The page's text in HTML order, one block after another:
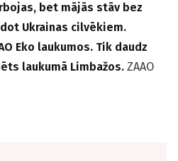
bet mājās stāv bez
Ukrainas cilvēkiem.
Eko laukumos. Tik daudz
laukumā Limbažos. ZAAO